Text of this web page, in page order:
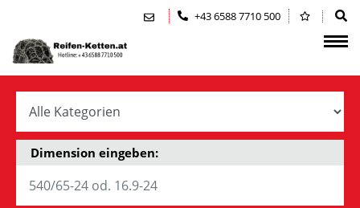
Zum Inhalt springen (Alt+0)
Zum Hauptmenü springen (Alt+1)+43 6588 7710 500
Dimension eingeben: